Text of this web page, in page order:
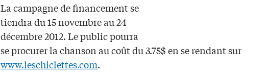
La campagne de financement se
tiendra du 15 novembre au 24
décembre 2012. Le public pourra
se procurer la chanson au coût du 3.75$ en se rendant sur
www.leschiclettes.com.